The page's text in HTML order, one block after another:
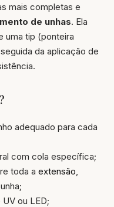
mais completas e
de unhas. Ela
uma tip (ponteira
da aplicação de
adequado para cada
com cola específica;
toda a extensão
ou LED;